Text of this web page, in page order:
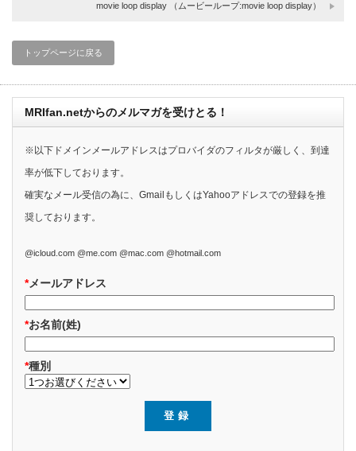
movie loop display （ムービーループ:movie loop display）
トップページに戻る
MRIfan.netからのメルマガを受けとる！
※以下ドメインメールアドレスはプロバイダのフィルタが厳しく、到達
率が低下しております。
確実なメール受信の為に、GmailもしくはYahooアドレスでの登録を推
奨しております。
@icloud.com @me.com @mac.com @hotmail.com
*メールアドレス
*お名前(姓)
*種別